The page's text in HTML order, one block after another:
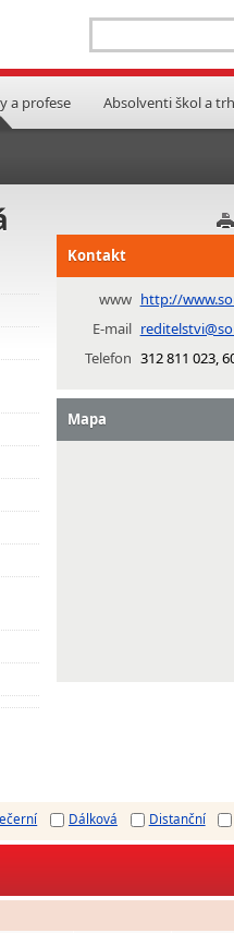
a profese Absolventi škol a
Kontakt
www http://
E-mail
Telefon 312 811 023,
Mapa
Dálková Distanční